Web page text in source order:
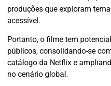
produções que exploram
acessível.
Portanto, o filme tem
públicos, consolidando-se
catálogo da Netflix e
no cenário global.